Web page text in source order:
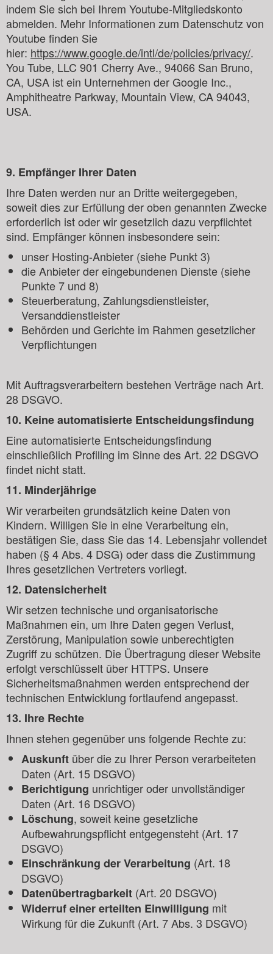
indem Sie sich bei Ihrem Youtube-Mitgliedskonto
abmelden. Mehr Informationen zum Datenschutz von
Youtube finden Sie
hier: https://www.google.de/intl/de/policies/privacy/.
You Tube, LLC 901 Cherry Ave., 94066 San Bruno,
CA, USA ist ein Unternehmen der Google Inc.,
Amphitheatre Parkway, Mountain View, CA 94043,
USA.
9. Empfänger Ihrer Daten
Ihre Daten werden nur an Dritte weitergegeben,
soweit dies zur Erfüllung der oben genannten Zwecke
erforderlich ist oder wir gesetzlich dazu verpflichtet
sind. Empfänger können insbesondere sein:
unser Hosting-Anbieter (siehe Punkt 3)
die Anbieter der eingebundenen Dienste (siehe
Punkte 7 und 8)
Steuerberatung, Zahlungsdienstleister,
Versanddienstleister
Behörden und Gerichte im Rahmen gesetzlicher
Verpflichtungen
Mit Auftragsverarbeitern bestehen Verträge nach Art.
28 DSGVO.
10. Keine automatisierte Entscheidungsfindung
Eine automatisierte Entscheidungsfindung
einschließlich Profiling im Sinne des Art. 22 DSGVO
findet nicht statt.
11. Minderjährige
Wir verarbeiten grundsätzlich keine Daten von
Kindern. Willigen Sie in eine Verarbeitung ein,
bestätigen Sie, dass Sie das 14. Lebensjahr vollendet
haben (§ 4 Abs. 4 DSG) oder dass die Zustimmung
Ihres gesetzlichen Vertreters vorliegt.
12. Datensicherheit
Wir setzen technische und organisatorische
Maßnahmen ein, um Ihre Daten gegen Verlust,
Zerstörung, Manipulation sowie unberechtigten
Zugriff zu schützen. Die Übertragung dieser Website
erfolgt verschlüsselt über HTTPS. Unsere
Sicherheitsmaßnahmen werden entsprechend der
technischen Entwicklung fortlaufend angepasst.
13. Ihre Rechte
Ihnen stehen gegenüber uns folgende Rechte zu:
Auskunft über die zu Ihrer Person verarbeiteten
Daten (Art. 15 DSGVO)
Berichtigung unrichtiger oder unvollständiger
Daten (Art. 16 DSGVO)
Löschung, soweit keine gesetzliche
Aufbewahrungspflicht entgegensteht (Art. 17
DSGVO)
Einschränkung der Verarbeitung (Art. 18
DSGVO)
Datenübertragbarkeit (Art. 20 DSGVO)
Widerruf einer erteilten Einwilligung mit
Wirkung für die Zukunft (Art. 7 Abs. 3 DSGVO)